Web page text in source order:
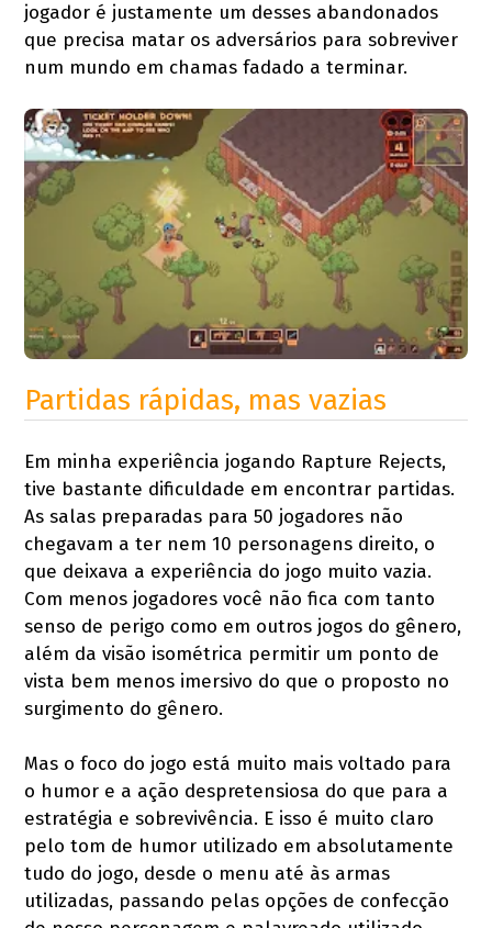
jogador é justamente um desses abandonados
que precisa matar os adversários para sobreviver
num mundo em chamas fadado a terminar.
Partidas rápidas, mas vazias
Em minha experiência jogando Rapture Rejects,
tive bastante dificuldade em encontrar partidas.
As salas preparadas para 50 jogadores não
chegavam a ter nem 10 personagens direito, o
que deixava a experiência do jogo muito vazia.
Com menos jogadores você não fica com tanto
senso de perigo como em outros jogos do gênero,
além da visão isométrica permitir um ponto de
vista bem menos imersivo do que o proposto no
surgimento do gênero.
Mas o foco do jogo está muito mais voltado para
o humor e a ação despretensiosa do que para a
estratégia e sobrevivência. E isso é muito claro
pelo tom de humor utilizado em absolutamente
tudo do jogo, desde o menu até às armas
utilizadas, passando pelas opções de confecção